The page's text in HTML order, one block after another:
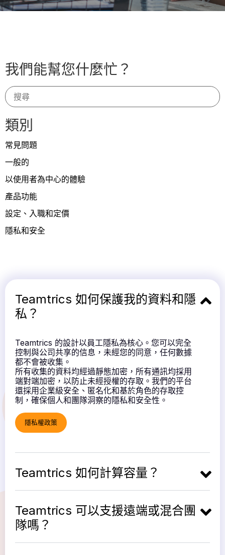
我們能幫您什麼忙？
類別
常見問題
一般的
以使用者為中心的體驗
產品功能
設定、入職和定價
隱私和安全
Teamtrics 如何保護我的資料和隱
私？
Teamtrics 的設計以員工隱私為核心。您可以完全
控制與公司共享的信息，未經您的同意，任何數據
都不會被收集。
所有收集的資料均經過靜態加密，所有通訊均採用
端對端加密，以防止未經授權的存取。我們的平台
還採用企業級安全、匿名化和基於角色的存取控
制，確保個人和團隊洞察的隱私和安全性。
隱私權政策
Teamtrics 如何計算容量？
Teamtrics 可以支援遠端或混合團
隊嗎？